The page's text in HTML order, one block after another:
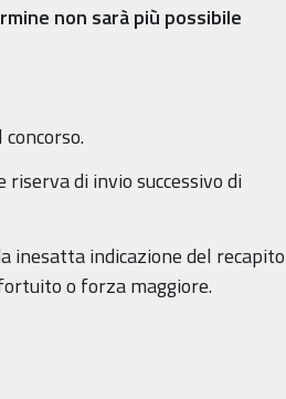
non sarà più possibile
di invio successivo di
inesatta indicazione del recapito
o forza maggiore.